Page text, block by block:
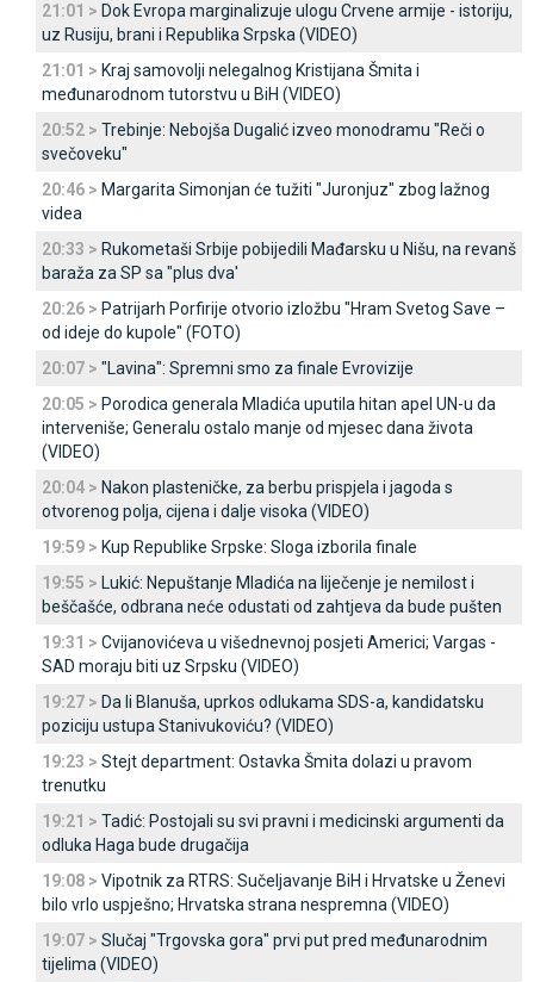
21:01 > Dok Evropa marginalizuje ulogu Crvene armije - istoriju,
uz Rusiju, brani i Republika Srpska (VIDEO)
21:01 > Kraj samovolji nelegalnog Kristijana Šmita i
međunarodnom tutorstvu u BiH (VIDEO)
20:52 > Trebinje: Nebojša Dugalić izveo monodramu "Reči o
svečoveku"
20:46 > Margarita Simonjan će tužiti "Јuronjuz" zbog lažnog
videa
20:33 > Rukometaši Srbije pobijedili Mađarsku u Nišu, na revanš
baraža za SP sa "plus dva'
20:26 > Patrijarh Porfirije otvorio izložbu "Hram Svetog Save –
od ideje do kupole" (FOTO)
20:07 > "Lavina": Spremni smo za finale Evrovizije
20:05 > Porodica generala Mladića uputila hitan apel UN-u da
interveniše; Generalu ostalo manje od mjesec dana života
(VIDEO)
20:04 > Nakon plasteničke, za berbu prispjela i jagoda s
otvorenog polja, cijena i dalje visoka (VIDEO)
19:59 > Kup Republike Srpske: Sloga izborila finale
19:55 > Lukić: Nepuštanje Mladića na liječenje je nemilost i
beščašće, odbrana neće odustati od zahtjeva da bude pušten
19:31 > Cvijanovićeva u višednevnoj posjeti Americi; Vargas -
SAD moraju biti uz Srpsku (VIDEO)
19:27 > Da li Blanuša, uprkos odlukama SDS-a, kandidatsku
poziciju ustupa Stanivukoviću? (VIDEO)
19:23 > Stejt department: Ostavka Šmita dolazi u pravom
trenutku
19:21 > Tadić: Postojali su svi pravni i medicinski argumenti da
odluka Haga bude drugačija
19:08 > Vipotnik za RTRS: Sučeljavanje BiH i Hrvatske u Ženevi
bilo vrlo uspješno; Hrvatska strana nespremna (VIDEO)
19:07 > Slučaj "Trgovska gora" prvi put pred međunarodnim
tijelima (VIDEO)